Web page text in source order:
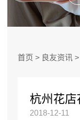
首页 > 良友资讯>
杭州花
2018-12-11